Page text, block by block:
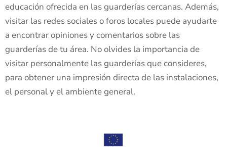
educación ofrecida en las guarderías cercanas. Además,
visitar las redes sociales o foros locales puede ayudarte
a encontrar opiniones y comentarios sobre las
guarderías de tu área. No olvides la importancia de
visitar personalmente las guarderías que consideres,
para obtener una impresión directa de las instalaciones,
el personal y el ambiente general.